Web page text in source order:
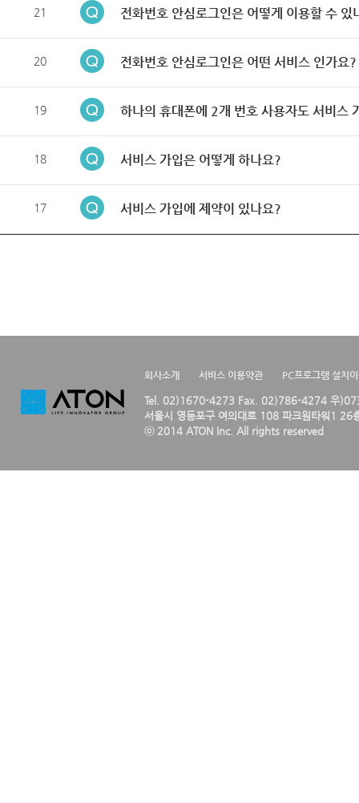
21 전화번호 안심로그인은 어떻게 이용할 수 있
20 전화번호 안심로그인은 어떤 서비스 인가요?
19 하나의 휴대폰에 2개 번호 사용자도 서비스
18 서비스 가입은 어떻게 하나요?
17 서비스 가입에 제약이 있나요?
회사소개 서비스 이용약관 PC프로그램 설치
Tel. 02)1670-4273 Fax. 02)786-4274 우
서울시 영등포구 여의대로 108 파크원타워1 26
ⓒ 2014 ATON Inc. All rights reserved